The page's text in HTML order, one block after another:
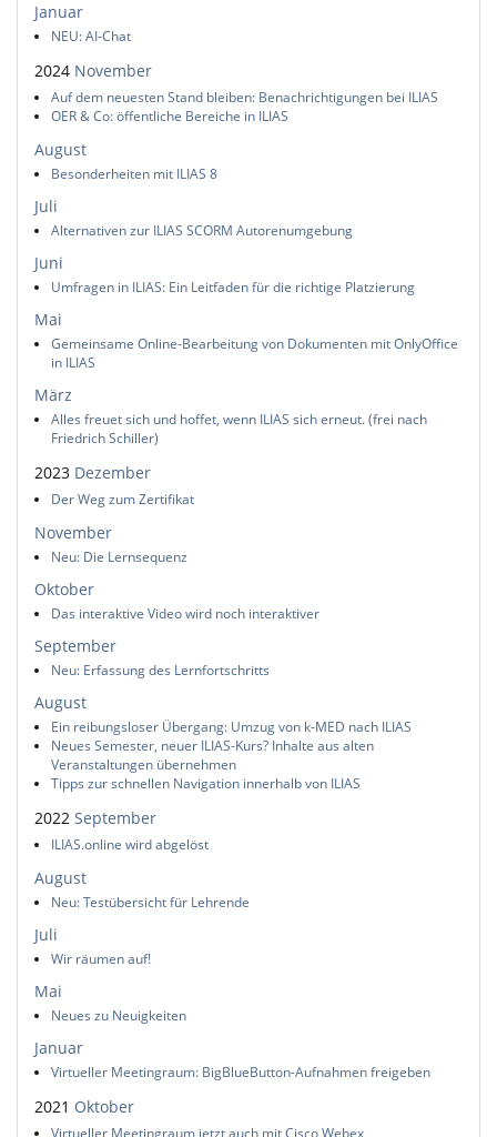
Januar
NEU: AI-Chat
2024 November
Auf dem neuesten Stand bleiben: Benachrichtigungen bei ILIAS
OER & Co: öffentliche Bereiche in ILIAS
August
Besonderheiten mit ILIAS 8
Juli
Alternativen zur ILIAS SCORM Autorenumgebung
Juni
Umfragen in ILIAS: Ein Leitfaden für die richtige Platzierung
Mai
Gemeinsame Online-Bearbeitung von Dokumenten mit OnlyOffice
in ILIAS
März
Alles freuet sich und hoffet, wenn ILIAS sich erneut. (frei nach
Friedrich Schiller)
2023 Dezember
Der Weg zum Zertifikat
November
Neu: Die Lernsequenz
Oktober
Das interaktive Video wird noch interaktiver
September
Neu: Erfassung des Lernfortschritts
August
Ein reibungsloser Übergang: Umzug von k-MED nach ILIAS
Neues Semester, neuer ILIAS-Kurs? Inhalte aus alten
Veranstaltungen übernehmen
Tipps zur schnellen Navigation innerhalb von ILIAS
2022 September
ILIAS.online wird abgelöst
August
Neu: Testübersicht für Lehrende
Juli
Wir räumen auf!
Mai
Neues zu Neuigkeiten
Januar
Virtueller Meetingraum: BigBlueButton-Aufnahmen freigeben
2021 Oktober